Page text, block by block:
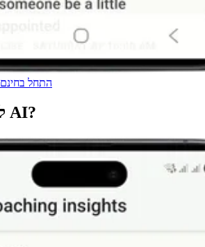
התחל בחינם
למה לבחור בליווי AI?